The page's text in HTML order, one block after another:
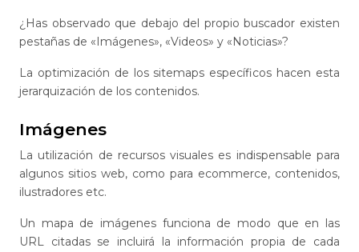
¿Has observado que debajo del propio buscador existen
pestañas de «Imágenes», «Videos» y «Noticias»?
La optimización de los sitemaps específicos hacen esta
jerarquización de los contenidos.
Imágenes
La utilización de recursos visuales es indispensable para
algunos sitios web, como para ecommerce, contenidos,
ilustradores etc.
Un mapa de imágenes funciona de modo que en las
URL citadas se incluirá la información propia de cada